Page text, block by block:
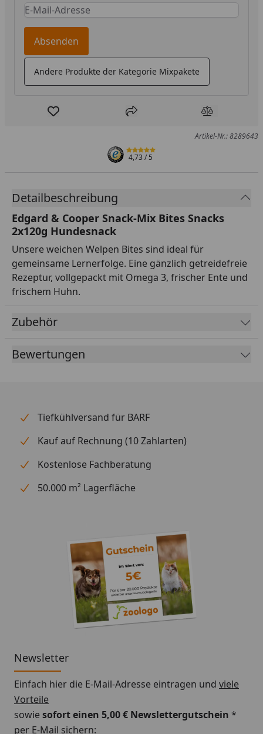
Keine Eingabe erforderlich
Eingabe erforderlich
Absenden
Andere Produkte der Kategorie Mixpakete
Produkt zur Wunschliste hinzufügen
Teilen Produkt
Artikel-Nr.: 8289643
4,73/ 5
Detailbeschreibung
Edgard & Cooper Snack-Mix Bites Snacks
2x120g Hundesnack
Unsere weichen Welpen Bites sind ideal für
gemeinsame Lernerfolge. Eine gänzlich getreidefreie
Rezeptur, vollgepackt mit Omega 3, frischer Ente und
frischem Huhn.
Zubehör
Bewertungen
Tiefkühlversand für BARF
Kauf auf Rechnung (10 Zahlarten)
Kostenlose Fachberatung
50.000 m² Lagerfläche
Newsletter
Einfach hier die E-Mail-Adresse eintragen und viele
Vorteile
sowiesofort einen 5,00 € Newslettergutschein *
per E-Mail sichern: